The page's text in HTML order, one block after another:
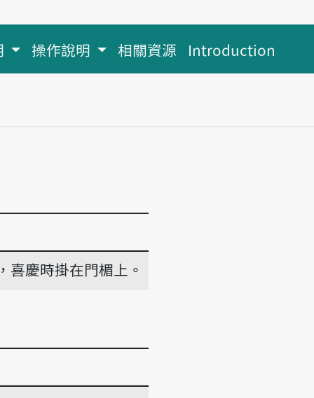
操作說明 相關資源 Introduction
喜慶時掛在門楣上。